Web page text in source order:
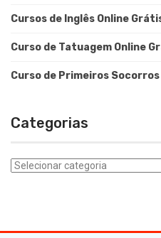
Cursos de Inglês Online
Curso de Tatuagem Online
Curso de Primeiros
Categorias
Categorias